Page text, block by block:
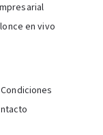
en vivo